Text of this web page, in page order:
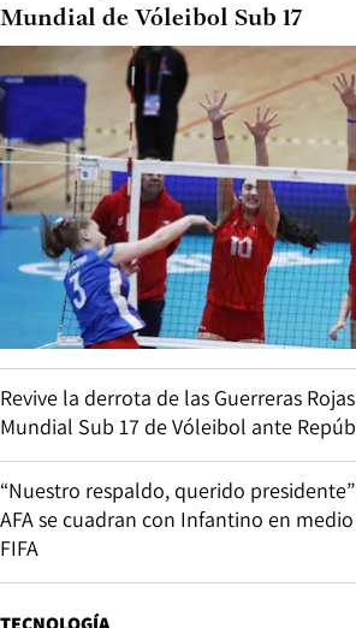
Mundial de Vóleibol Sub 17
Revive la derrota de las Guerreras
Mundial Sub 17 de Vóleibol ante
“Nuestro respaldo, querido
AFA se cuadran con Infantino en
FIFA